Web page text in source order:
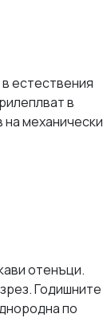
естествения
в
на механически
отенъци.
Годишните
по